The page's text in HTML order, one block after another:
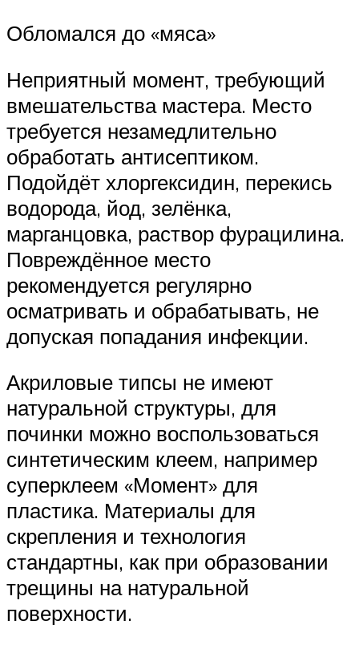
Обломался до «мяса»
Неприятный момент, требующий
вмешательства мастера. Место
требуется незамедлительно
обработать антисептиком.
Подойдёт хлоргексидин, перекись
водорода, йод, зелёнка,
марганцовка, раствор фурацилина.
Повреждённое место
рекомендуется регулярно
осматривать и обрабатывать, не
допуская попадания инфекции.
Акриловые типсы не имеют
натуральной структуры, для
починки можно воспользоваться
синтетическим клеем, например
суперклеем «Момент» для
пластика. Материалы для
скрепления и технология
стандартны, как при образовании
трещины на натуральной
поверхности.